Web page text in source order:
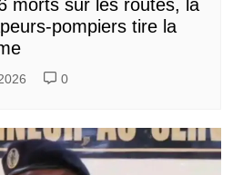
morts sur les routes, la
pompiers tire la
0